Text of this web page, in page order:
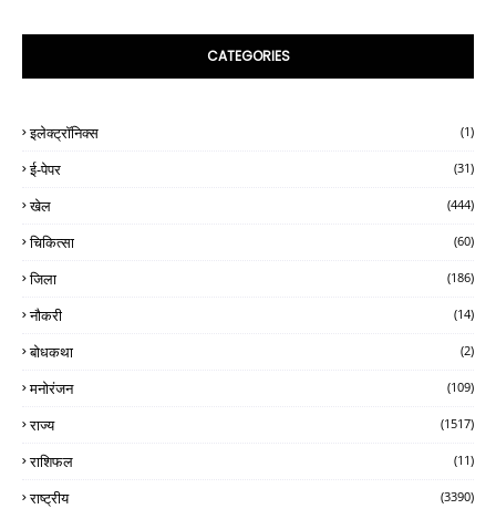
CATEGORIES
इलेक्ट्रॉनिक्स (1)
ई-पेपर (31)
खेल (444)
चिकित्सा (60)
जिला (186)
नौकरी (14)
बोधकथा (2)
मनोरंजन (109)
राज्य (1517)
राशिफल (11)
राष्ट्रीय (3390)